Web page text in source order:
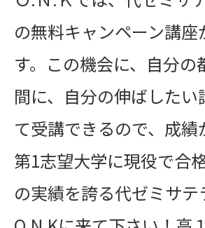
の無料キャンペーン講座
す。この機会に、自分の
間に、自分の伸ばしたい
て受講できるので、成績
第1志望大学に現役で合
の実績を誇る代ゼミサ